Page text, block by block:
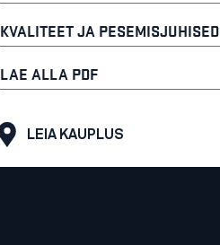
KVALITEET JA PESEMISJUHISED
LAE ALLA PDF
LEIA KAUPLUS